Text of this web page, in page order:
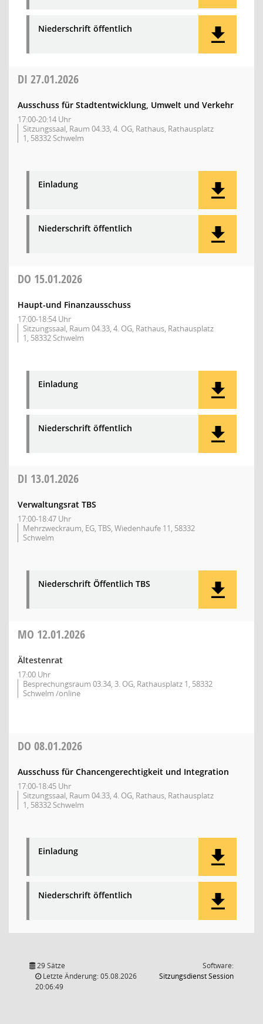
Niederschrift öffentlich
DI 27.01.2026
Ausschuss für Stadtentwicklung, Umwelt und Verkehr
17:00-20:14 Uhr
Sitzungssaal, Raum 04.33, 4. OG, Rathaus, Rathausplatz
1, 58332 Schwelm
Einladung
Niederschrift öffentlich
DO 15.01.2026
Haupt-und Finanzausschuss
17:00-18:54 Uhr
Sitzungssaal, Raum 04.33, 4. OG, Rathaus, Rathausplatz
1, 58332 Schwelm
Einladung
Niederschrift öffentlich
DI 13.01.2026
Verwaltungsrat TBS
17:00-18:47 Uhr
Mehrzweckraum, EG, TBS, Wiedenhaufe 11, 58332
Schwelm
Niederschrift Öffentlich TBS
MO 12.01.2026
Ältestenrat
17:00 Uhr
Besprechungsraum 03.34, 3. OG, Rathausplatz 1, 58332
Schwelm /online
DO 08.01.2026
Ausschuss für Chancengerechtigkeit und Integration
17:00-18:45 Uhr
Sitzungssaal, Raum 04.33, 4. OG, Rathaus, Rathausplatz
1, 58332 Schwelm
Einladung
Niederschrift öffentlich
29 Sätze
Letzte Änderung: 05.08.2026
20:06:49
Software:
SitzungsdienstSession(Wird in